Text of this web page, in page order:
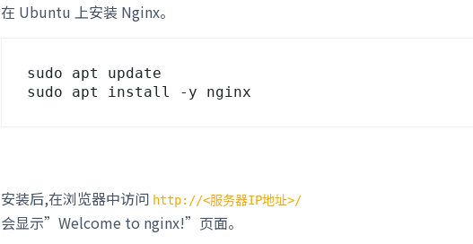
在 Ubuntu 上安装 Nginx。
sudo apt update
安装后,在浏览器中访问 http://<服务器IP地址>/
会显示”Welcome to nginx!”页面。